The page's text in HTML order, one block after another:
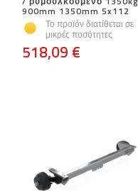
900mm 1350mm 5x112
Το προϊόν διατίθεται σε
μικρές ποσότητες
518,09 €